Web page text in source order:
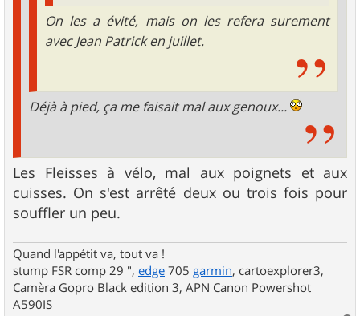
On les a évité, mais on les refera surement
avec Jean Patrick en juillet.
Déjà à pied, ça me faisait mal aux genoux...
Les Fleisses à vélo, mal aux poignets et aux
cuisses. On s'est arrêté deux ou trois fois pour
souffler un peu.
Quand l'appétit va, tout va !
stump FSR comp 29 ", edge 705 garmin, cartoexplorer3,
Camèra Gopro Black edition 3, APN Canon Powershot
A590IS